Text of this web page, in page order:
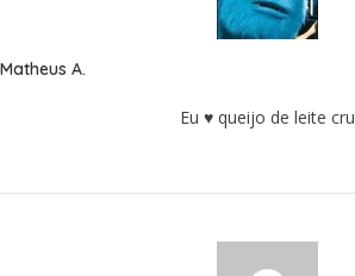
Matheus A.
Eu ♥ queijo de leite cru